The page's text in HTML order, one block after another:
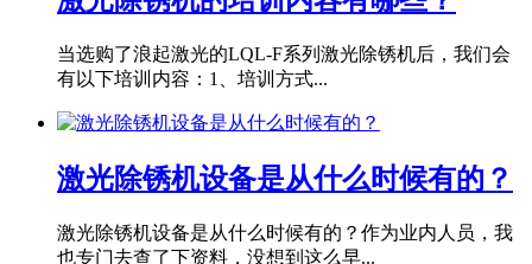
当选购了浪起激光的LQL-F系列激光除锈机后，我们会
有以下培训内容：1、培训方式...
激光除锈机设备是从什么时候有的？
激光除锈机设备是从什么时候有的？作为业内人员，我
也专门去查了下资料，没想到这么早...